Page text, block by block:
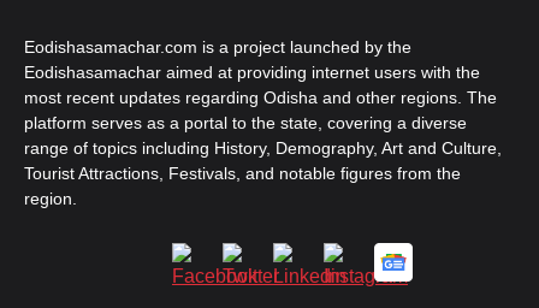
Eodishasamachar.com is a project launched by the
Eodishasamachar aimed at providing internet users with the
most recent updates regarding Odisha and other regions. The
platform serves as a portal to the state, covering a diverse
range of topics including History, Demography, Art and Culture,
Tourist Attractions, Festivals, and notable figures from the
region.